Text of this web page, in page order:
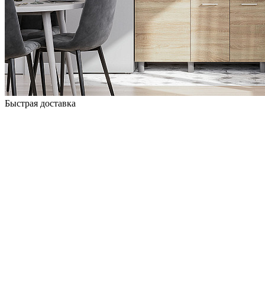
Быстрая доставка